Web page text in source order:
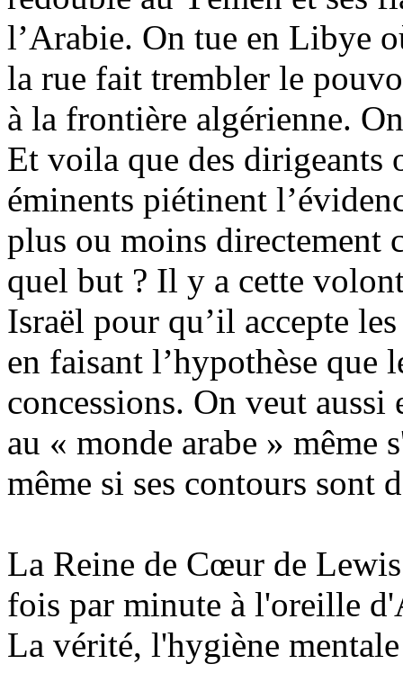
l’Arabie. On tue en Libye
la rue fait trembler le
à la frontière algérienne.
Et voila que des dirigeants
éminents piétinent
plus ou moins directement
quel but ? Il y a cette
Israël pour qu’il accepte
en faisant l’hypothèse que
concessions. On veut aussi
au « monde arabe » même
même si ses contours sont
La Reine de Cœur de
fois par minute à l'oreille
La vérité, l'hygiène